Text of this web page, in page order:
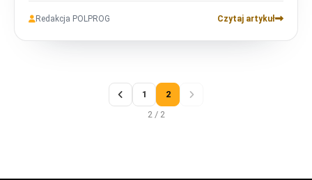
deweloperom większą kontrolę nad UI, rozszerzeniami i
zbudować własny edytor, który wydaje się natywny dla
aplikacji, i akceptujesz więcej pracy inżynierskiej w zamian za
Redakcja POLPROG Czytaj artykuł
1
2
2 / 2